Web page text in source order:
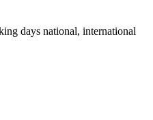
days national, international